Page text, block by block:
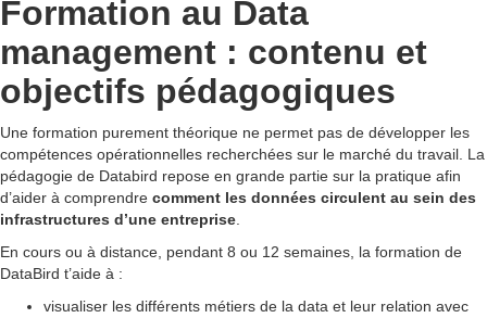
Formation au Data
management : contenu et
objectifs pédagogiques
Une formation purement théorique ne permet pas de développer les
compétences opérationnelles recherchées sur le marché du travail. La
pédagogie de Databird repose en grande partie sur la pratique afin
d’aider à comprendre comment les données circulent au sein des
infrastructures d’une entreprise
En cours ou à distance, pendant 8 ou 12 semaines, la formation de
DataBird t’aide à :
visualiser les différents métiers de la data et leur relation avec